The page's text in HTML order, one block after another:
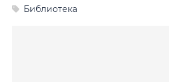
Документы
Библиотека